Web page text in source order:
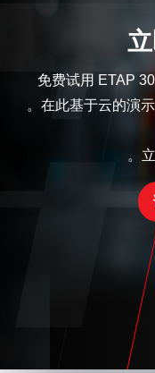
免费试用 ETAP
。在此基于云的演
。